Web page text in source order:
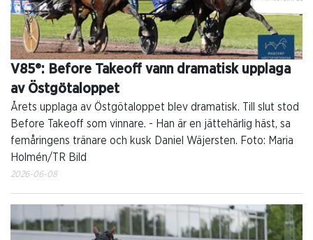
V85®: Before Takeoff vann dramatisk upplaga
av Östgötaloppet
Årets upplaga av Östgötaloppet blev dramatisk. Till slut stod
Before Takeoff som vinnare. - Han är en jättehärlig häst, sa
femåringens tränare och kusk Daniel Wäjersten. Foto: Maria
Holmén/TR Bild
2026-06-08